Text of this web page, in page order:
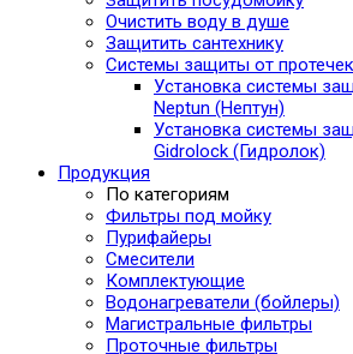
Очистить воду в душе
Защитить сантехнику
Системы защиты от
Установка системы
Neptun (Нептун)
Установка системы
Gidrolock (Гидролок)
Продукция
По категориям
Фильтры под мойку
Пурифайеры
Смесители
Комплектующие
Водонагреватели (бойлеры)
Магистральные фильтры
Проточные фильтры